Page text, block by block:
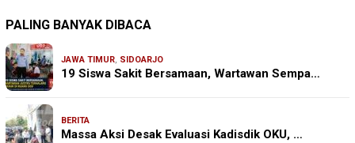
PALING BANYAK DIBACA
JAWA TIMUR, SIDOARJO
19 Siswa Sakit Bersamaan, Wartawan Sempa…
BERITA
Massa Aksi Desak Evaluasi Kadisdik OKU, …